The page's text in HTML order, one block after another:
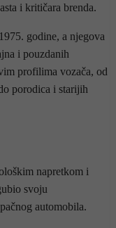
i kritičara brenda.
godine, a njegova
i pouzdanih
profilima vozača, od
porodica i starijih
napretkom i
svoju
automobila.